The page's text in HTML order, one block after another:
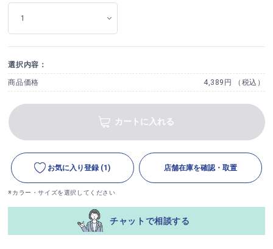
選択内容：
商品価格 4,389円 （税込）
カートに入れる
お気に入り登録 (1) 店舗在庫を確認・取置
※カラー・サイズを選択してください
チャットで相談する